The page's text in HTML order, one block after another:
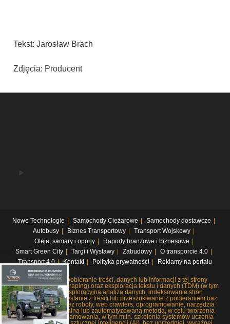
Tekst: Jarosław Brach
Zdjęcia: Producent
Nowe Technologie Samochody Ciężarowe
Samochody dostawcze
Autobusy
Biznes Transportowy
Transport Wojskowy
Oleje, samary i opony
Raporty branżowe i biznesowe
Smart Green City
Targi i Wystawy Zabudowy
O transporcie 4.0
Transport 4.0
Kontakt Polityka prywatności Reklamy na portalu
Systematyczne pobieranie treści, danych lub informacji z tej strony
internetowej (web scraping) oraz eksploracja tekstu i danych (TDM) (w tym
pobieranie i eksploracyjna analiza danych, indeksowanie stron
internetowych, korzystanie z treści lub przeszukiwanie z pobieraniem baz
danych), czy to przez roboty, web crawlers, oprogramowanie, narzędzia
lub dowolną manualną lub zautomatyzowaną metodą, w celu tworzenia
lub rozwoju oprogramowania, w tym m.in. szkolenia systemów uczenia